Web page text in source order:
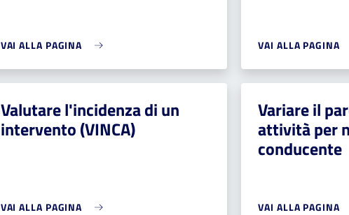
VAI ALLA PAGINA VAI ALLA PAGINA
Valutare l'incidenza di un
intervento (VINCA)
VAI ALLA PAGINA
Variare il
attività per
conducente
VAI ALLA PAGINA